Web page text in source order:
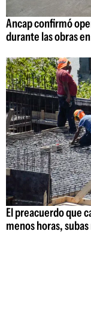
Ancap confirmó
durante las obras
El preacuerdo que
menos horas,